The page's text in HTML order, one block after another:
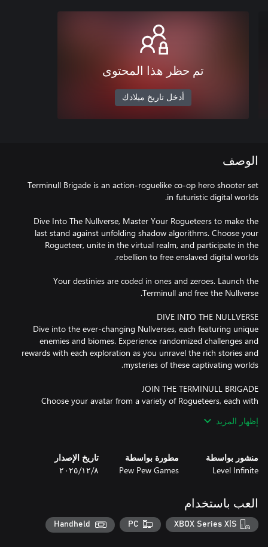
تم حظر هذا المحتوى
أدخل تاريخ ميلادك
الوصف
Terminull Brigade is an action-roguelike co-op hero shooter set
Dive Into The Nullverse, Master Your Rogueteers to make the
last stand against unfolding shadow algorithms. Choose your
Rogueteer, unite in the virtual realm, and participate in the
Your destinies are coded in ones and zeroes. Launch the
Dive into the ever-changing Nullverses, each featuring unique
enemies and biomes. Experience randomized challenges and
rewards with each exploration as you unravel the rich stories and
Choose your avatar from a variety of Rogueteers, each with
- You are strong alone, but you will be stronger together.
playstyle, and signature moves. Unlock a rich talent tree and
customizable mods to enhance your gameplay, while discovering
إظهار المزيد
منشور بواسطة
Level Infinite
مطورة بواسطة
Pew Pew Games
تاريخ الإصدار
٨‏/١٢‏/٢٠٢٥
العب باستخدام
XBOX Series X|S
PC
Handheld